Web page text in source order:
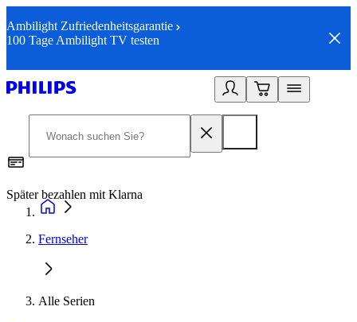
Ambilight Zufriedenheitsgarantie
100 Tage Ambilight TV testen
Später bezahlen mit Klarna
Fernseher
Alle Serien